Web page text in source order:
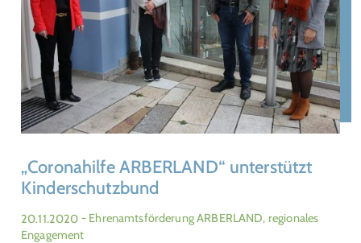
„Coronahilfe ARBERLAND“ unterstützt
Kinderschutzbund
20.11.2020 - Ehrenamtsförderung ARBERLAND, regionales
Engagement